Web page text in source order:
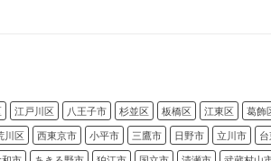
江戸川区 八王子市 杉並区 板橋区 江東区 葛飾
川区 西東京市 小平市 三鷹市 日野市 立川市